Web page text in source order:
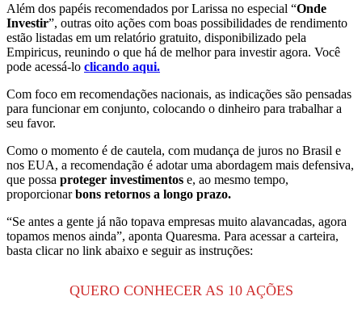
Além dos papéis recomendados por Larissa no especial “Onde
Investir”, outras oito ações com boas possibilidades de rendimento
estão listadas em um relatório gratuito, disponibilizado pela
Empiricus, reunindo o que há de melhor para investir agora. Você
pode acessá-lo clicando aqui.
Com foco em recomendações nacionais, as indicações são pensadas
para funcionar em conjunto, colocando o dinheiro para trabalhar a
seu favor.
Como o momento é de cautela, com mudança de juros no Brasil e
nos EUA, a recomendação é adotar uma abordagem mais defensiva,
que possa proteger investimentos e, ao mesmo tempo,
proporcionarbons retornos a longo prazo.
“Se antes a gente já não topava empresas muito alavancadas, agora
topamos menos ainda”, aponta Quaresma. Para acessar a carteira,
basta clicar no link abaixo e seguir as instruções:
QUERO CONHECER AS 10 AÇÕES